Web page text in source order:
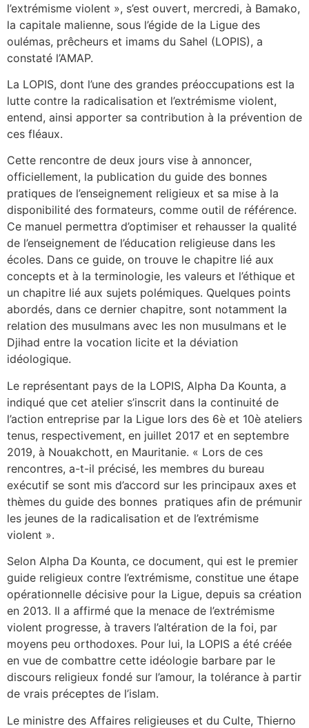
l’extrémisme violent », s’est ouvert, mercredi, à Bamako,
la capitale malienne, sous l’égide de la Ligue des
oulémas, prêcheurs et imams du Sahel (LOPIS), a
constaté l’AMAP.
La LOPIS, dont l’une des grandes préoccupations est la
lutte contre la radicalisation et l’extrémisme violent,
entend, ainsi apporter sa contribution à la prévention de
ces fléaux.
Cette rencontre de deux jours vise à annoncer,
officiellement, la publication du guide des bonnes
pratiques de l’enseignement religieux et sa mise à la
disponibilité des formateurs, comme outil de référence.
Ce manuel permettra d’optimiser et rehausser la qualité
de l’enseignement de l’éducation religieuse dans les
écoles. Dans ce guide, on trouve le chapitre lié aux
concepts et à la terminologie, les valeurs et l’éthique et
un chapitre lié aux sujets polémiques. Quelques points
abordés, dans ce dernier chapitre, sont notamment la
relation des musulmans avec les non musulmans et le
Djihad entre la vocation licite et la déviation
idéologique.
Le représentant pays de la LOPIS, Alpha Da Kounta, a
indiqué que cet atelier s’inscrit dans la continuité de
l’action entreprise par la Ligue lors des 6è et 10è ateliers
tenus, respectivement, en juillet 2017 et en septembre
2019, à Nouakchott, en Mauritanie. « Lors de ces
rencontres, a-t-il précisé, les membres du bureau
exécutif se sont mis d’accord sur les principaux axes et
thèmes du guide des bonnes pratiques afin de prémunir
les jeunes de la radicalisation et de l’extrémisme
violent ».
Selon Alpha Da Kounta, ce document, qui est le premier
guide religieux contre l’extrémisme, constitue une étape
opérationnelle décisive pour la Ligue, depuis sa création
en 2013. Il a affirmé que la menace de l’extrémisme
violent progresse, à travers l’altération de la foi, par
moyens peu orthodoxes. Pour lui, la LOPIS a été créée
en vue de combattre cette idéologie barbare par le
discours religieux fondé sur l’amour, la tolérance à partir
de vrais préceptes de l’islam.
Le ministre des Affaires religieuses et du Culte, Thierno